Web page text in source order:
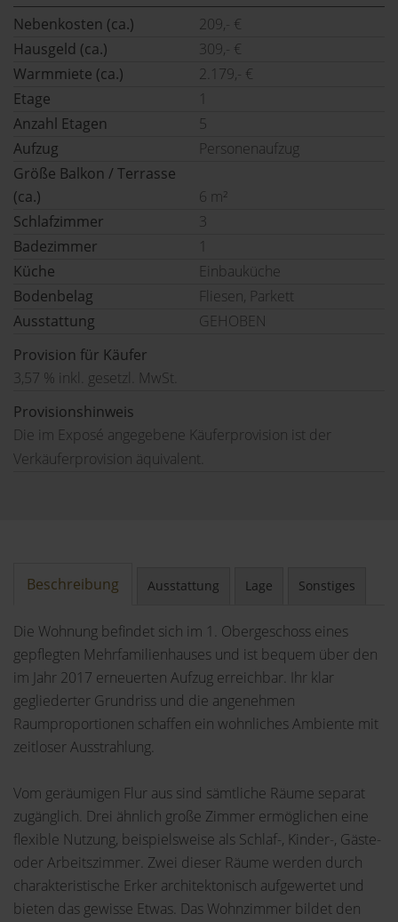
Nebenkosten (ca.)
209,- €
Hausgeld (ca.)
309,- €
Warmmiete (ca.)
2.179,- €
Etage
1
Anzahl Etagen
5
Aufzug
Personenaufzug
Größe Balkon / Terrasse
(ca.)
6 m²
Schlafzimmer
3
Badezimmer
1
Küche
Einbauküche
Bodenbelag
Fliesen, Parkett
Ausstattung
GEHOBEN
Provision für Käufer
3,57 % inkl. gesetzl. MwSt.
Provisionshinweis
Die im Exposé angegebene Käuferprovision ist der
Verkäuferprovision äquivalent.
Beschreibung Ausstattung Lage Sonstiges
Die Wohnung befindet sich im 1. Obergeschoss eines
gepflegten Mehrfamilienhauses und ist bequem über den
im Jahr 2017 erneuerten Aufzug erreichbar. Ihr klar
gegliederter Grundriss und die angenehmen
Raumproportionen schaffen ein wohnliches Ambiente mit
zeitloser Ausstrahlung.
Vom geräumigen Flur aus sind sämtliche Räume separat
zugänglich. Drei ähnlich große Zimmer ermöglichen eine
flexible Nutzung, beispielsweise als Schlaf-, Kinder-, Gäste-
oder Arbeitszimmer. Zwei dieser Räume werden durch
charakteristische Erker architektonisch aufgewertet und
bieten das gewisse Etwas. Das Wohnzimmer bildet den